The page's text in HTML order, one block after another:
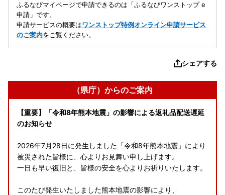
ふるなびマイページで申請できるのは「ふるなびワンストップ e
申請」です。
申請サービスの概要はワンストップ特例オンライン申請サービス
のご案内をご覧ください。
シェアする
（県庁）からのご案内
【重要】「令和8年熊本地震」の影響による返礼品配送遅延
のお知らせ
2026年7月28日に発生しました「令和8年熊本地震」により
被災された皆様に、心よりお見舞い申し上げます。
一日も早い復旧と、皆様の安全を心よりお祈りいたします。
このたび発生いたしました熊本地震の影響により、